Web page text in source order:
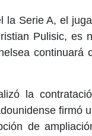
la Serie A, el
Pulisic, es
continuará
la
firmó
de